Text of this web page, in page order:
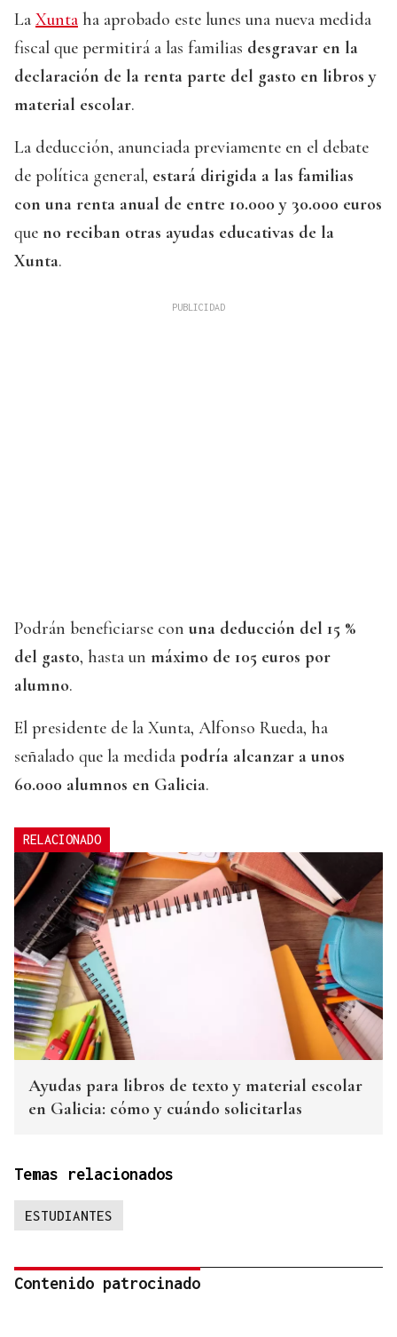
La Xunta ha aprobado este lunes una nueva medida
fiscal que permitirá a las familias desgravar en la
declaración de la renta parte del gasto en libros y
material escolar.
La deducción, anunciada previamente en el debate
de política general, estará dirigida a las familias
con una renta anual de entre 10.000 y 30.000 euros
que no reciban otras ayudas educativas de la
Xunta.
Podrán beneficiarse con una deducción del 15 %
del gasto, hasta un máximo de 105 euros por
alumno.
El presidente de la Xunta, Alfonso Rueda, ha
señalado que la medida podría alcanzar a unos
60.000 alumnos en Galicia.
RELACIONADO
Ayudas para libros de texto y material escolar
en Galicia: cómo y cuándo solicitarlas
Temas relacionados
ESTUDIANTES
Contenido patrocinado